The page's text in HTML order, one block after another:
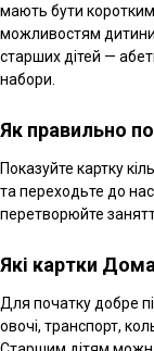
мають бути
можливостям
старших дітей —
набори.
Як правильно
Показуйте картку
та переходьте до
перетворюйте
Які картки
Для початку добре
овочі, транспорт,